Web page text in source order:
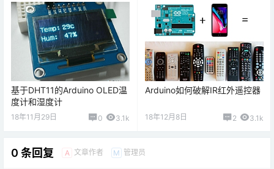
基于DHT11的Arduino OLED温
度计和湿度计
18年11月29日 0 3.1k
Arduino如何破解IR红外遥控器
18年12月8日 2 3.1k
0 条回复 A 文章作者 M 管理员